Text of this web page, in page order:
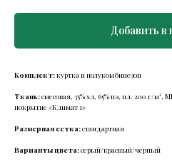
Добавить в
Комплект:куртка и полукомбинезон
Ткань:смесовая, 35% хл, 65% пэ, пл. 200 г/
покрытие «Климат 1»
Размерная сетка:стандартная
Варианты цвета:серый/красный/черный